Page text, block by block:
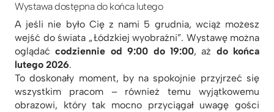
Wystawa dostępna do końca lutego
A jeśli nie było Cię z nami 5 grudnia, wciąż możesz
wejść do świata „Łódzkiej wyobraźni”. Wystawę można
oglądaćcodziennie od 9:00 do 19:00, aż do końca
lutego 2026.
To doskonały moment, by na spokojnie przyjrzeć się
wszystkim pracom – również temu wyjątkowemu
obrazowi, który tak mocno przyciągał uwagę gości